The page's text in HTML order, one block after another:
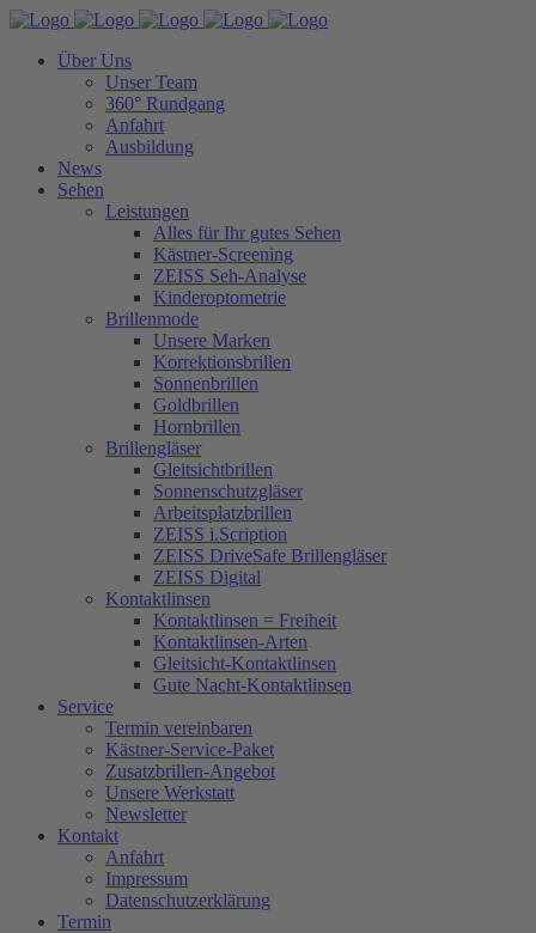
Über Uns
Unser Team
360° Rundgang
Anfahrt
Ausbildung
News
Sehen
Leistungen
Alles für Ihr gutes Sehen
Kästner-Screening
ZEISS Seh-Analyse
Kinderoptometrie
Brillenmode
Unsere Marken
Korrektionsbrillen
Sonnenbrillen
Goldbrillen
Hornbrillen
Brillengläser
Gleitsichtbrillen
Sonnenschutzgläser
Arbeitsplatzbrillen
ZEISS i.Scription
ZEISS DriveSafe Brillengläser
ZEISS Digital
Kontaktlinsen
Kontaktlinsen = Freiheit
Kontaktlinsen-Arten
Gleitsicht-Kontaktlinsen
Gute Nacht-Kontaktlinsen
Service
Termin vereinbaren
Kästner-Service-Paket
Zusatzbrillen-Angebot
Unsere Werkstatt
Newsletter
Kontakt
Anfahrt
Impressum
Datenschutzerklärung
Termin